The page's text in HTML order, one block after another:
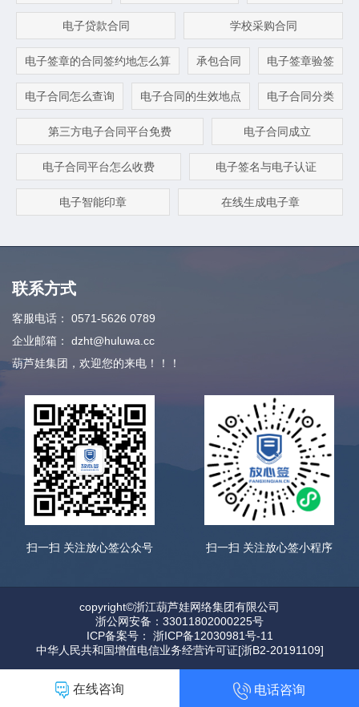
电子贷款合同 学校采购合同
电子签章的合同签约地怎么算 承包合同 电子签章验签
电子合同怎么查询 电子合同的生效地点 电子合同分类
第三方电子合同平台免费 电子合同成立
电子合同平台怎么收费 电子签名与电子认证
电子智能印章 在线生成电子章
联系方式
客服电话：
0571-5626 0789
企业邮箱：
dzht@huluwa.cc
葫芦娃集团，欢迎您的来电！！！
扫一扫 关注放心签公众号 扫一扫 关注放心签小程序
在线咨询 电话咨询
copyright©浙江葫芦娃网络集团有限公司
浙公网安备：33011802000225号
ICP备案号： 浙ICP备12030981号-11
中华人民共和国增值电信业务经营许可证[浙B2-20191109]